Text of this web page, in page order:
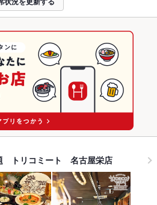
トリコミート 名古屋栄店